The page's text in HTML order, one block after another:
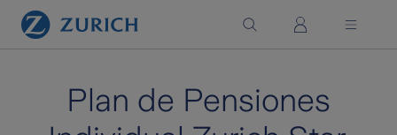
Saltar al contenido principal
Plan de Pensiones